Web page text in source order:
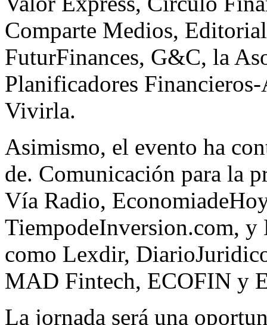
Comparte Medios,
FuturFinances, G&C, la
Planificadores
Vivirla.
Asimismo, el evento ha
de. Comunicación para la
Vía Radio,
TiempodeInversion.com,
como Lexdir,
MAD Fintech, ECOFIN y
La jornada será una